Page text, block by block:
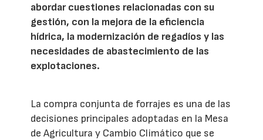
abordar cuestiones relacionadas con su
gestión, con la mejora de la eficiencia
hídrica, la modernización de regadíos y las
necesidades de abastecimiento de las
explotaciones.
La compra conjunta de forrajes es una de las
decisiones principales adoptadas en la Mesa
de Agricultura y Cambio Climático que se